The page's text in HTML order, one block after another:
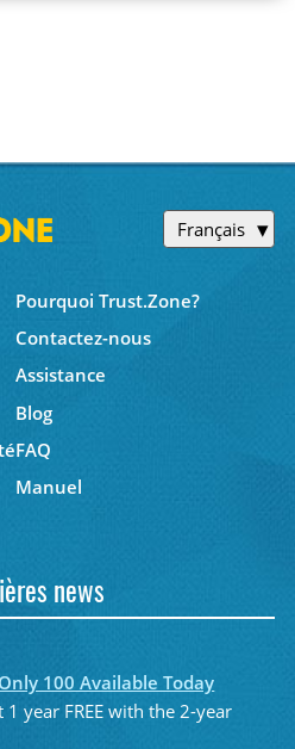
Français
Pourquoi Trust.Zone?
Contactez-nous
Assistance
Blog
FAQ
Manuel
news
100 Available Today
year FREE with the 2-year